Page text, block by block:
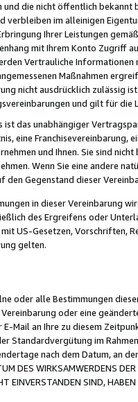
die nicht öffentlich
verbleiben im alleinigen
Ihrer Leistungen
mit Ihrem Konto
Vertrauliche
Maßnahmen
nicht ausdrücklich zulässig
und gilt für die
ist das unabhängiger
eine Franchisevereinbarung,
und Ihnen. Sie sind
Wenn Sie eine andere
den Gegenstand dieser
in dieser Vereinbarung
des Ergreifens oder
US-Gesetzen, Vorschriften,
gelten.
oder alle Bestimmungen
oder eine
Mail an Ihre zu diesem
Standardvergütung im
nach dem Datum, an
DES WIRKSAMWERDENS
EINVERSTANDEN SIND,